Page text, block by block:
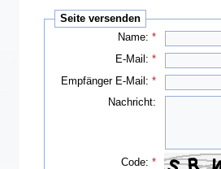
Seite versenden
Name:*
E-Mail:*
Empfänger E-Mail:*
Nachricht:
Code:*